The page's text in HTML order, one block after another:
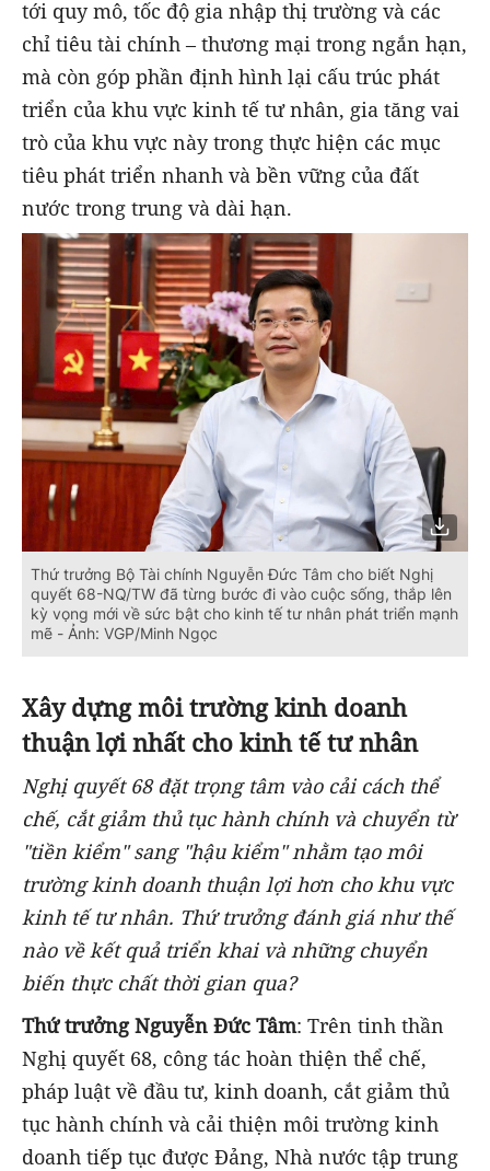
tới quy mô, tốc độ gia nhập thị trường và các
chỉ tiêu tài chính – thương mại trong ngắn hạn,
mà còn góp phần định hình lại cấu trúc phát
triển của khu vực kinh tế tư nhân, gia tăng vai
trò của khu vực này trong thực hiện các mục
tiêu phát triển nhanh và bền vững của đất
nước trong trung và dài hạn.
Thứ trưởng Bộ Tài chính Nguyễn Đức Tâm cho biết Nghị
quyết 68-NQ/TW đã từng bước đi vào cuộc sống, thắp lên
kỳ vọng mới về sức bật cho kinh tế tư nhân phát triển mạnh
mẽ - Ảnh: VGP/Minh Ngọc
Xây dựngmôi trường kinh doanh
thuận lợi nhất cho kinh tế tư nhân
Nghị quyết 68 đặt trọng tâm vào cải cách thể
chế, cắt giảm thủ tục hành chính và chuyển từ
"tiền kiểm" sang "hậu kiểm" nhằm tạo môi
trường kinh doanh thuận lợi hơn cho khu vực
kinh tế tư nhân. Thứ trưởng đánh giá như thế
nào về kết quả triển khai và những chuyển
biến thực chất thời gian qua?
Thứ trưởng Nguyễn Đức Tâm: Trên tinh thần
Nghị quyết 68, công tác hoàn thiện thể chế,
pháp luật về đầu tư, kinh doanh, cắt giảm thủ
tục hành chính và cải thiện môi trường kinh
doanh tiếp tục được Đảng, Nhà nước tập trung